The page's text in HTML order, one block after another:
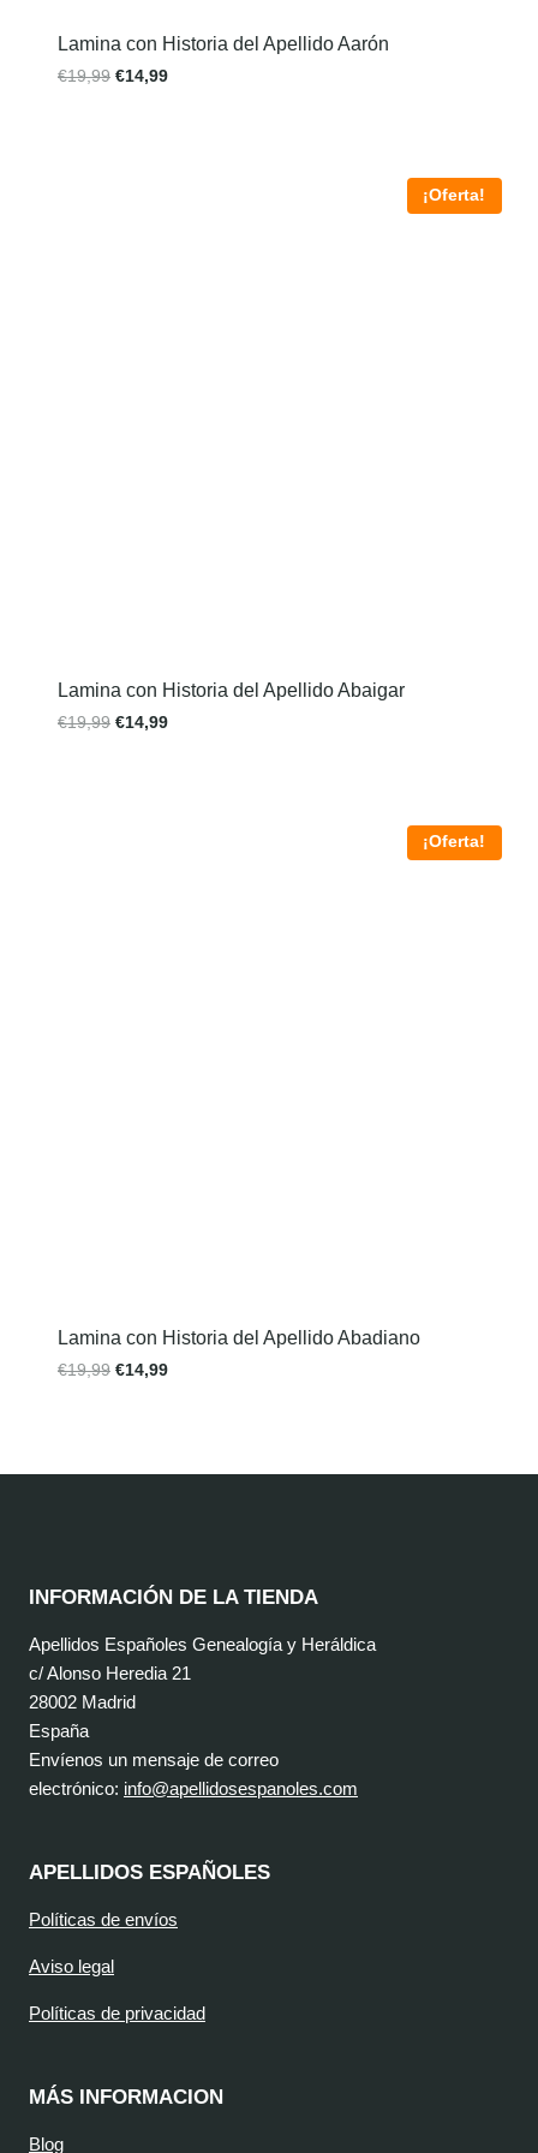
Lamina con Historia del Apellido Aarón
€19,99 €14,99
¡Oferta!
Lamina con Historia del Apellido Abaigar
€19,99 €14,99
¡Oferta!
Lamina con Historia del Apellido Abadiano
€19,99 €14,99
INFORMACIÓN DE LA TIENDA
Apellidos Españoles Genealogía y Heráldica
c/ Alonso Heredia 21
28002 Madrid
España
Envíenos un mensaje de correo
electrónico: info@apellidosespanoles.com
APELLIDOS ESPAÑOLES
Políticas de envíos
Aviso legal
Políticas de privacidad
MÁS INFORMACION
Blog